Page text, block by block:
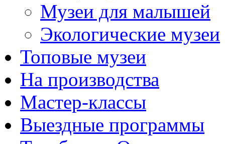
Музеи для малышей
Экологические музеи
Топовые музеи
На производства
Мастер-классы
Выездные программы